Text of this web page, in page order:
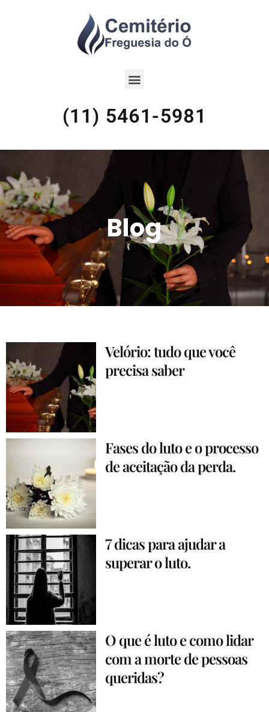
(11) 5461-5981
Blog
Velório: tudo que você
precisa saber
Fases do luto e o processo
de aceitação da perda.
7 dicas para ajudar a
superar o luto.
O que é luto e como lidar
com a morte de pessoas
queridas?